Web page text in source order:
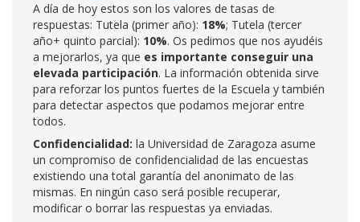
A día de hoy estos son los valores de tasas de
respuestas: Tutela (primer año): 18%; Tutela (tercer
año+ quinto parcial): 10%. Os pedimos que nos ayudéis
a mejorarlos, ya que es importante conseguir una
elevada participación. La información obtenida sirve
para reforzar los puntos fuertes de la Escuela y también
para detectar aspectos que podamos mejorar entre
todos.
Confidencialidad: la Universidad de Zaragoza asume
un compromiso de confidencialidad de las encuestas
existiendo una total garantía del anonimato de las
mismas. En ningún caso será posible recuperar,
modificar o borrar las respuestas ya enviadas.